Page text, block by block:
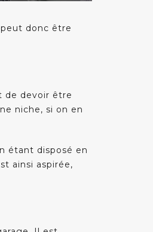
peut donc être
de devoir être
niche, si on en
étant disposé en
ainsi aspirée,